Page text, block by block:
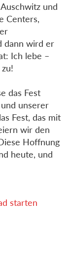
und
Centers,
dann wird er
Ich lebe –
das Fest
unserer
Fest, das mit
wir den
Hoffnung
heute, und
starten